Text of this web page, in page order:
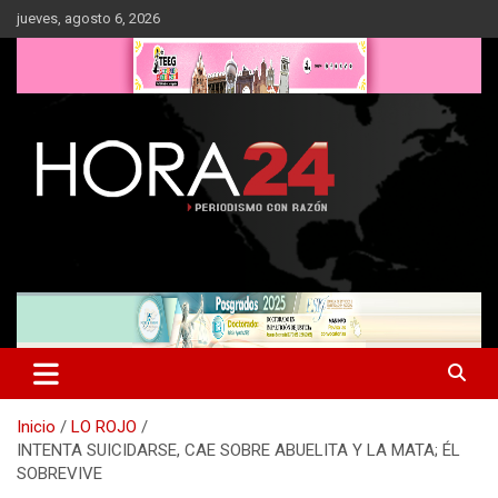
Saltar
al
jueves, agosto 6, 2026
Inicio
LO ROJO
INTENTA SUICIDARSE, CAE SOBRE ABUELITA Y LA MATA; ÉL
SOBREVIVE